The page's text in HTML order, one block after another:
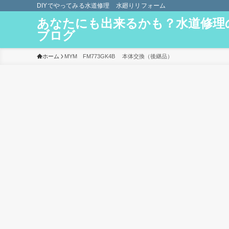
DIYでやってみる水道修理 水廻りリフォーム
あなたにも出来るかも？水道修理
ブログ
ホーム MYM FM773GK4B 本体交換（後継品）